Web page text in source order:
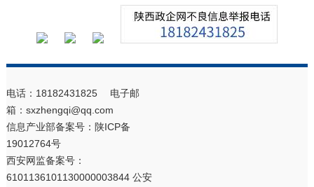
电话：18182431825 电子邮
箱：sxzhengqi@qq.com
信息产业部备案号： 陕ICP备
19012764号
西安网监备案号：
6101136101130000003844 公安